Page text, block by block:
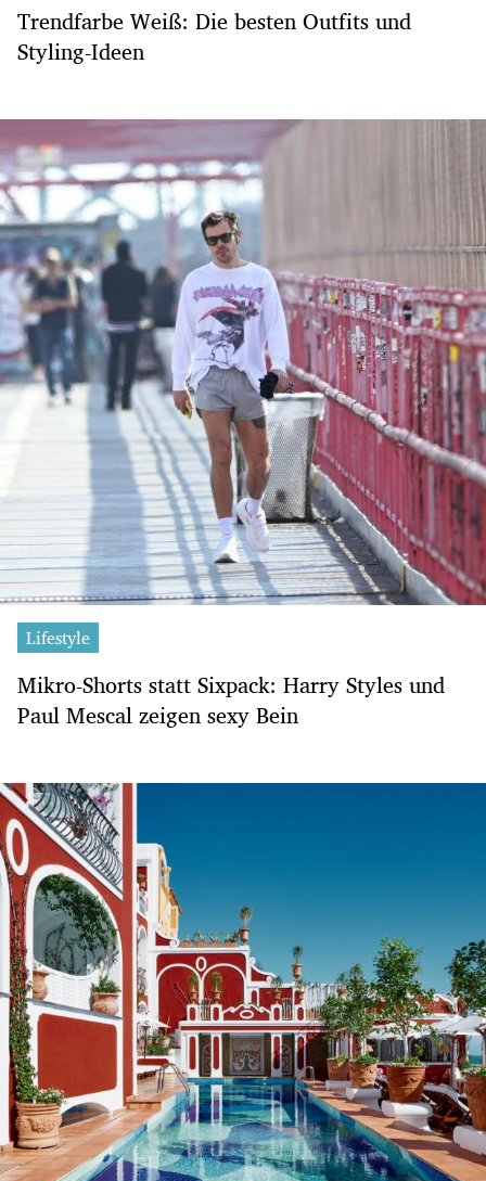
Trendfarbe Weiß: Die besten Outfits und
Styling-Ideen
Lifestyle
Mikro-Shorts statt Sixpack: Harry Styles und
Paul Mescal zeigen sexy Bein